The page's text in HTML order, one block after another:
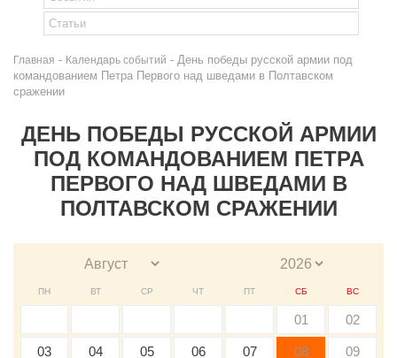
Главная - Календарь событий - День победы русской армии под
командованием Петра Первого над шведами в Полтавском
сражении
ДЕНЬ ПОБЕДЫ РУССКОЙ АРМИИ
ПОД КОМАНДОВАНИЕМ ПЕТРА
ПЕРВОГО НАД ШВЕДАМИ В
ПОЛТАВСКОМ СРАЖЕНИИ
ПН ВТ СР ЧТ ПТ СБ ВС
01 02
03 04 05 06 07 08 09